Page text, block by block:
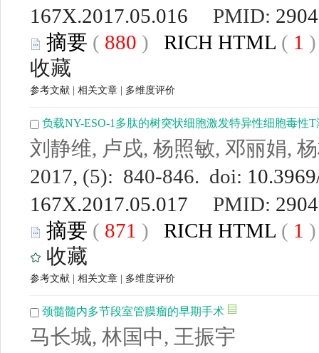
167X.2017.05.016 PMID:
摘要 ( 880 ) RICH HTML ( 1
收藏
参考文献 相关文章 多维度评价
负载NY-ESO-1多肽的树突状细胞激发特异性细胞毒性
刘静维, 卢戌, 杨照敏, 邓丽娟,
2017, (5): 840-846. doi:
167X.2017.05.017 PMID:
摘要 ( 871 ) RICH HTML ( 1
收藏
参考文献 相关文章 多维度评价
颈髓髓内多节段室管膜瘤的早期手术
马长城, 林国中, 王振宇